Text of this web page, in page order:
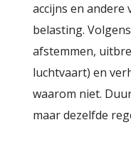
accijns en andere
belasting.
afstemmen,
luchtvaart) en
waarom niet.
maar dezelfde